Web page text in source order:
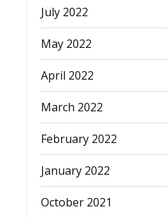
July 2022
May 2022
April 2022
March 2022
February 2022
January 2022
October 2021